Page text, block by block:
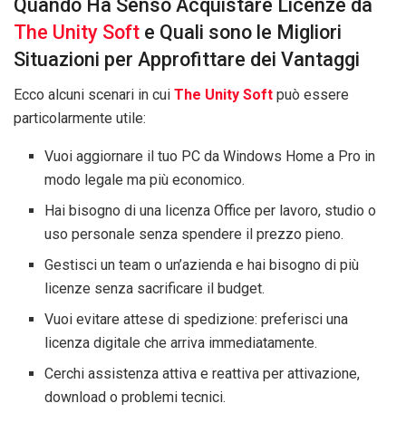
Quando Ha Senso Acquistare Licenze da
The Unity Soft e Quali sono le Migliori
Situazioni per Approfittare dei Vantaggi
Ecco alcuni scenari in cui The Unity Soft può essere
particolarmente utile:
Vuoi aggiornare il tuo PC da Windows Home a Pro in
modo legale ma più economico.
Hai bisogno di una licenza Office per lavoro, studio o
uso personale senza spendere il prezzo pieno.
Gestisci un team o un’azienda e hai bisogno di più
licenze senza sacrificare il budget.
Vuoi evitare attese di spedizione: preferisci una
licenza digitale che arriva immediatamente.
Cerchi assistenza attiva e reattiva per attivazione,
download o problemi tecnici.